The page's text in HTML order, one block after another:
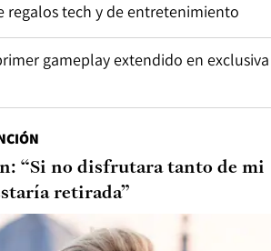
regalos tech y de entretenimiento
gameplay extendido en exclusiva
“Si no disfrutara tanto de mi
retirada”